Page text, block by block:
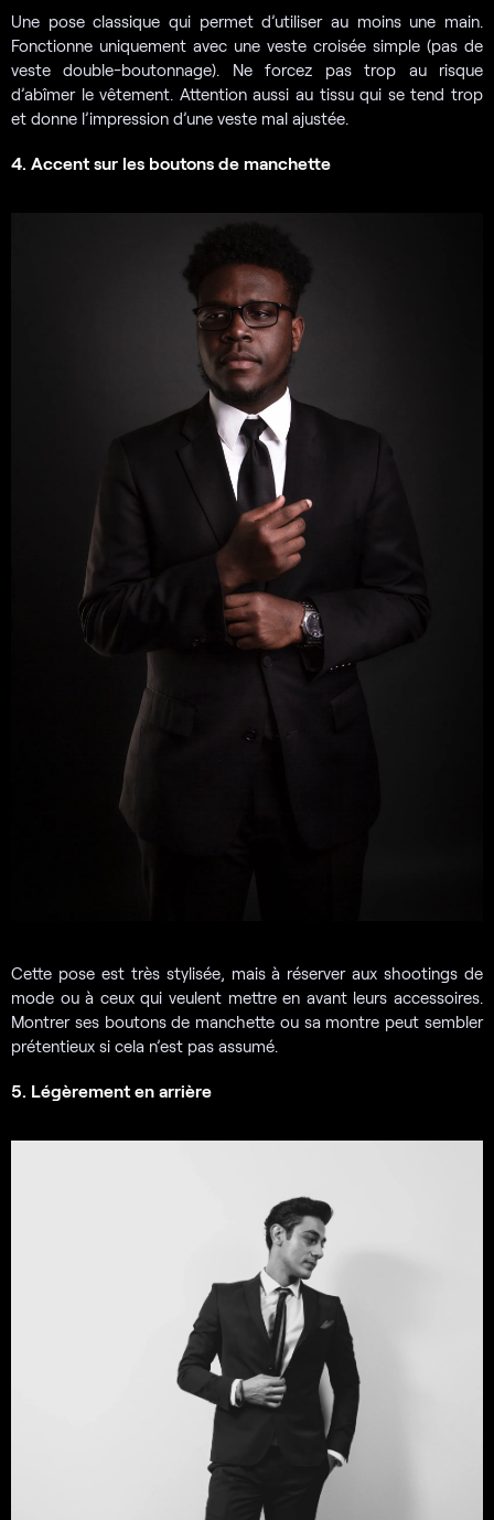
Une pose classique qui permet d’utiliser au moins une main.
Fonctionne uniquement avec une veste croisée simple (pas de
veste double-boutonnage). Ne forcez pas trop au risque
d’abîmer le vêtement. Attention aussi au tissu qui se tend trop
et donne l’impression d’une veste mal ajustée.
4. Accent sur les boutons de manchette
Cette pose est très stylisée, mais à réserver aux shootings de
mode ou à ceux qui veulent mettre en avant leurs accessoires.
Montrer ses boutons de manchette ou sa montre peut sembler
prétentieux si cela n’est pas assumé.
5. Légèrement en arrière